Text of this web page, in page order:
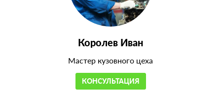
Королев Иван
Мастер кузовного цеха
КОНСУЛЬТАЦИЯ